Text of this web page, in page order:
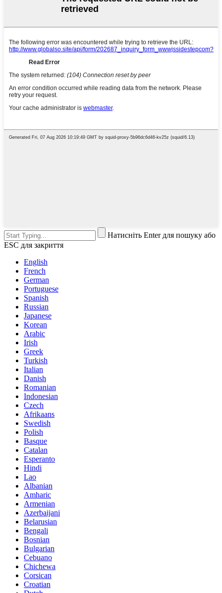
Натисніть Enter для пошуку або
ESC для закриття
English
French
German
Portuguese
Spanish
Russian
Japanese
Korean
Arabic
Irish
Greek
Turkish
Italian
Danish
Romanian
Indonesian
Czech
Afrikaans
Swedish
Polish
Basque
Catalan
Esperanto
Hindi
Lao
Albanian
Amharic
Armenian
Azerbaijani
Belarusian
Bengali
Bosnian
Bulgarian
Cebuano
Chichewa
Corsican
Croatian